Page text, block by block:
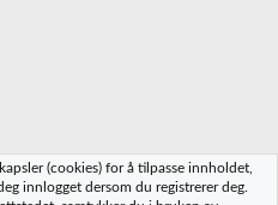
(cookies) for å tilpasse innholdet,
innlogget dersom du registrerer deg.